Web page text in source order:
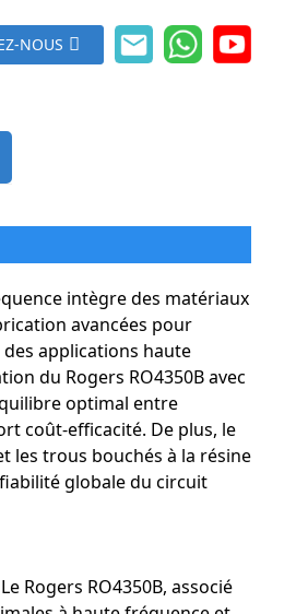
NOUS
intègre des matériaux
avancées pour
applications haute
du Rogers RO4350B avec
optimal entre
coût-efficacité. De plus, le
les trous bouchés à la résine
globale du circuit
Rogers RO4350B, associé